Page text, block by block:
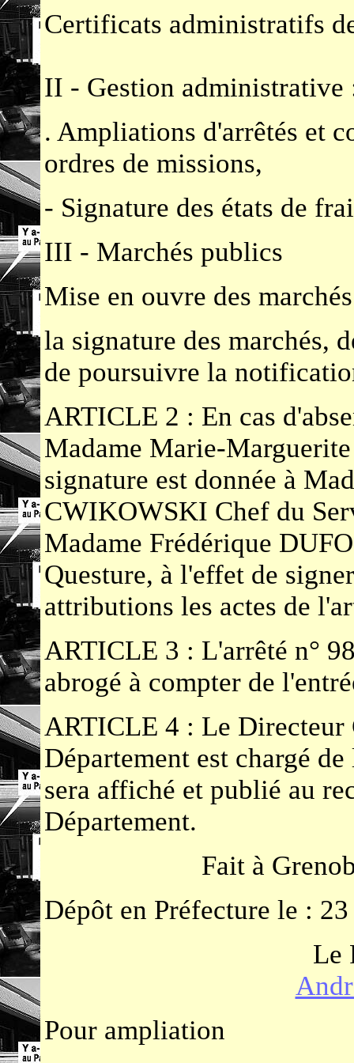
Certificats administratifs
II - Gestion administrative
. Ampliations d'arrêtés et
ordres de missions,
- Signature des états de
III - Marchés publics
Mise en ouvre des
la signature des marchés,
de poursuivre la
ARTICLE 2 : En cas
Madame Marie-
signature est donnée à
CWIKOWSKI Chef du
Madame Frédérique
Questure, à l'effet de
attributions les actes de
ARTICLE 3 : L'arrêté n°
abrogé à compter de
ARTICLE 4 : Le Directeur
Département est chargé
sera affiché et publié au
Département.
Fait à
Dépôt en Préfecture le :
Le
Pour ampliation